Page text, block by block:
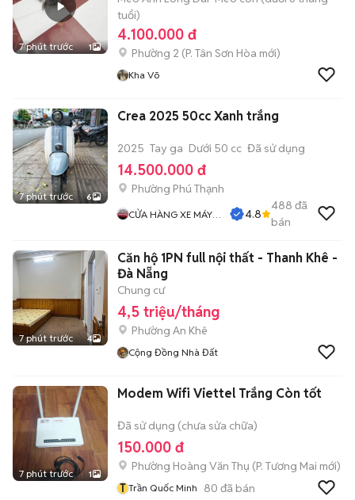
7 phút trước 1
tuổi)
4.100.000 đ
Phường 2 (P. Tân Sơn Hòa mới)
Kha Võ
7 phút trước 6
Crea 2025 50cc Xanh trắng
2025 Tay ga Dưới 50 cc Đã sử dụng
14.500.000 đ
Phường Phú Thạnh
CỬA HÀNG XE MÁY
4.8
488 đã
bán
7 phút trước 4
Căn hộ 1PN full nội thất - Thanh Khê -
Đà Nẵng
Chung cư
4,5 triệu/tháng
Phường An Khê
Cộng Đồng Nhà Đất
7 phút trước 1
Modem Wifi Viettel Trắng Còn tốt
Đã sử dụng (chưa sửa chữa)
150.000 đ
Phường Hoàng Văn Thụ (P. Tương Mai mới)
T Trần Quốc Minh 80 đã bán